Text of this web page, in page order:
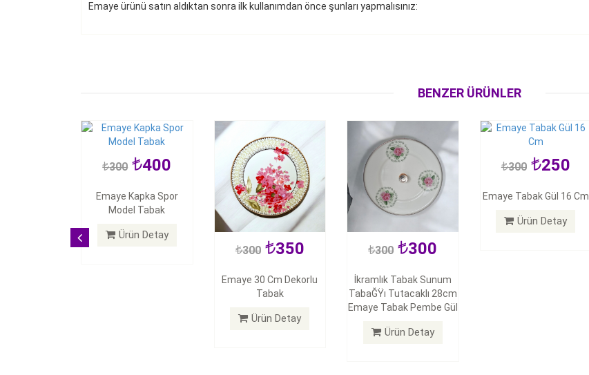
Emaye ürünü satın aldıktan sonra ilk kullanımdan önce şunları yapmalısınız:
BENZER ÜRÜNLER
300 400
Emaye Kapka Spor
Model Tabak
Ürün Detay
300 350
Emaye 30 Cm Dekorlu
Tabak
Ürün Detay
300 300
İkramlık Tabak Sunum
TabaĞŸı Tutacaklı 28cm
Emaye Tabak Pembe Gül
Ürün Detay
300 250
Emaye Tabak Gül 16 Cm
Ürün Detay